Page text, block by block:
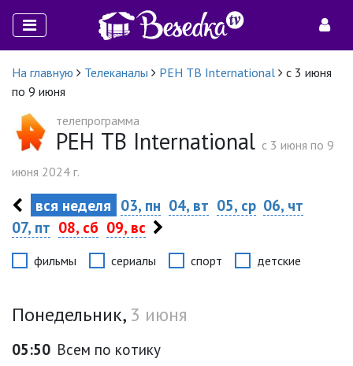
На главную Телеканалы РЕН ТВ International
с 3 июня
по 9 июня
телепрограмма
РЕН ТВ International c 3 июня по 9
июня 2024 г.
вся неделя 03, пн 04, вт 05, ср 06, чт
07, пт 08, сб 09, вс
фильмы сериалы спорт детские
Понедельник, 3 июня
05:50 Всем по котику